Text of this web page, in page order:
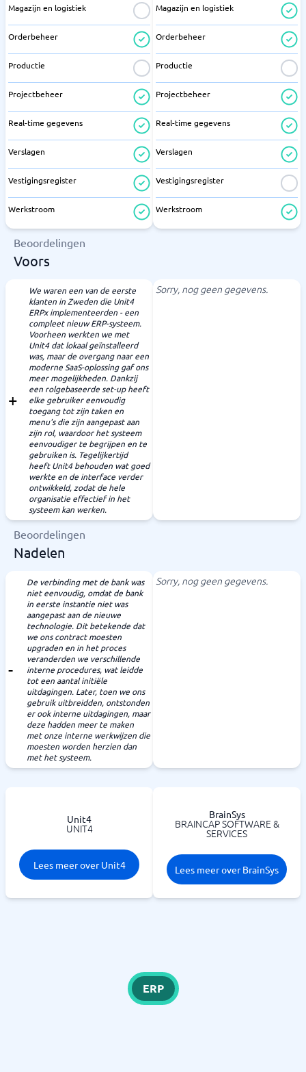
Magazijn en logistiek
Orderbeheer
Productie
Projectbeheer
Real-time gegevens
Verslagen
Vestigingsregister
Werkstroom
Magazijn en logistiek
Orderbeheer
Productie
Projectbeheer
Real-time gegevens
Verslagen
Vestigingsregister
Werkstroom
Beoordelingen
Voors
We waren een van de eerste
klanten in Zweden die Unit4
ERPx implementeerden - een
compleet nieuw ERP-systeem.
Voorheen werkten we met
Unit4 dat lokaal geïnstalleerd
was, maar de overgang naar een
moderne SaaS-oplossing gaf ons
meer mogelijkheden. Dankzij
een rolgebaseerde set-up heeft
elke gebruiker eenvoudig
toegang tot zijn taken en
menu's die zijn aangepast aan
zijn rol, waardoor het systeem
eenvoudiger te begrijpen en te
gebruiken is. Tegelijkertijd
heeft Unit4 behouden wat goed
werkte en de interface verder
ontwikkeld, zodat de hele
organisatie effectief in het
systeem kan werken.
Sorry, nog geen gegevens.
Beoordelingen
Nadelen
De verbinding met de bank was
niet eenvoudig, omdat de bank
in eerste instantie niet was
aangepast aan de nieuwe
technologie. Dit betekende dat
we ons contract moesten
upgraden en in het proces
veranderden we verschillende
interne procedures, wat leidde
tot een aantal initiële
uitdagingen. Later, toen we ons
gebruik uitbreidden, ontstonden
er ook interne uitdagingen, maar
deze hadden meer te maken
met onze interne werkwijzen die
moesten worden herzien dan
met het systeem.
Sorry, nog geen gegevens.
Unit4
UNIT4
Lees meer over Unit4
BrainSys
BRAINCAP SOFTWARE &
SERVICES
Lees meer over BrainSys
ERP